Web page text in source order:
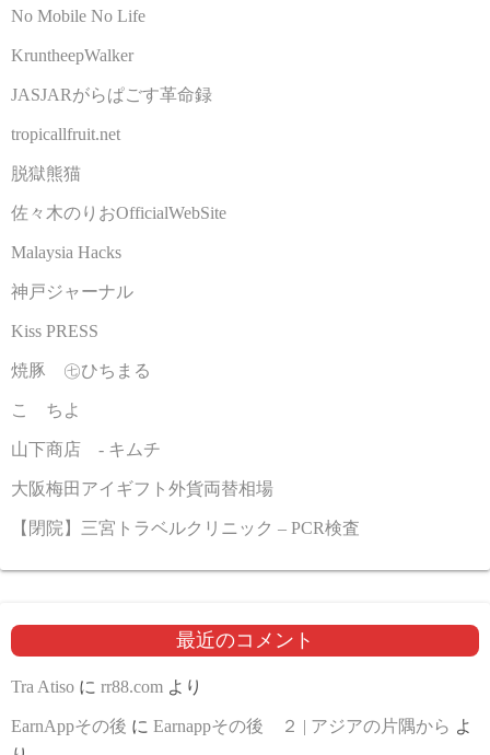
No Mobile No Life
KruntheepWalker
JASJARがらぱごす革命録
tropicallfruit.net
脱獄熊猫
佐々木のりおOfficialWebSite
Malaysia Hacks
神戸ジャーナル
Kiss PRESS
焼豚 ㊆ひちまる
こゝちよ
山下商店 - キムチ
大阪梅田アイギフト外貨両替相場
【閉院】三宮トラベルクリニック – PCR検査
最近のコメント
Tra Atiso に rr88.com より
EarnAppその後 に Earnappその後 ２ | アジアの片隅から よ